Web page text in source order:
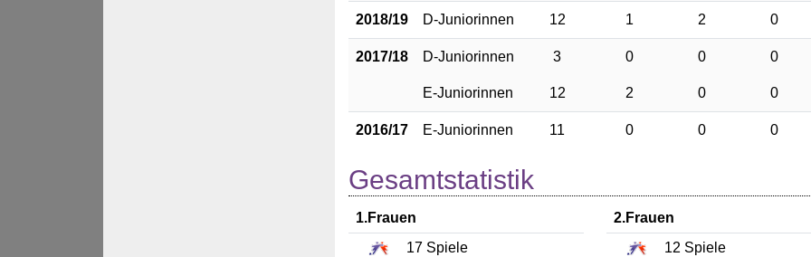
2018/19 D-Juniorinnen 12 1 2 0
2017/18 D-Juniorinnen 3 0 0 0
E-Juniorinnen 12 2 0 0
2016/17 E-Juniorinnen 11 0 0 0
Gesamtstatistik
1.Frauen
17 Spiele
2.Frauen
12 Spiele